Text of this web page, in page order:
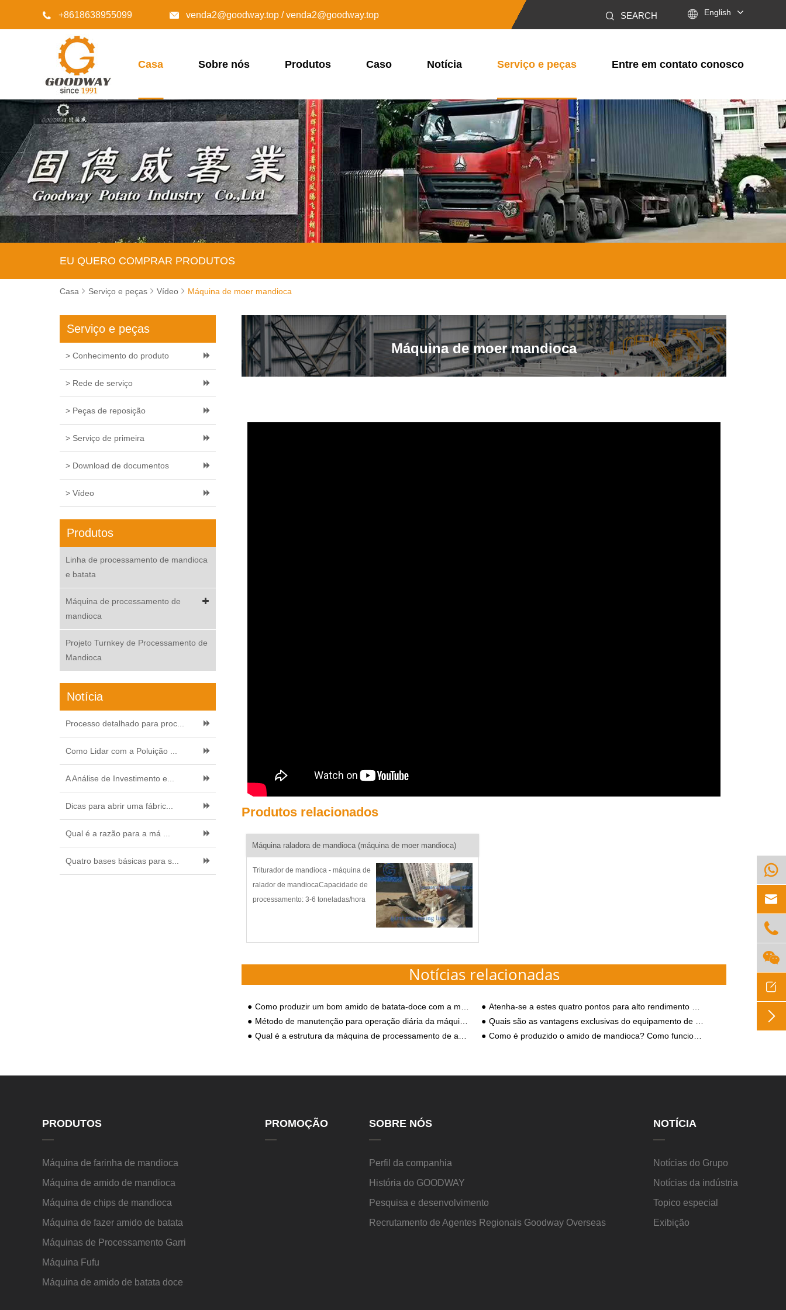
 +8618638955099  venda2@goodway.top / venda2@goodway.top SEARCH  English
Casa Sobre nós Produtos Caso Notícia Serviço e peças Entre em contato conosco
EU QUERO COMPRAR PRODUTOS
Casa Serviço e peças Vídeo Máquina de moer mandioca
Serviço e peças
> Conhecimento do produto
> Rede de serviço
> Peças de reposição
> Serviço de primeira
> Download de documentos
> Vídeo
Produtos
Linha de processamento de mandioca
e batata
Máquina de processamento de
mandioca
Projeto Turnkey de Processamento de
Mandioca
Notícia
Processo detalhado para proc...
Como Lidar com a Poluição ...
A Análise de Investimento e...
Dicas para abrir uma fábric...
Qual é a razão para a má ...
Quatro bases básicas para s...
Máquina de moer mandioca
Produtos relacionados
Máquina raladora de mandioca (máquina de moer mandioca)
Triturador de mandioca - máquina de
ralador de mandiocaCapacidade de
processamento: 3-6 toneladas/hora
produto: Máquina de ralador de
Notícias relacionadas
Como produzir um bom amido de batata-doce com a máquina de fazer amido de batata-doce
Atenha-se a estes quatro pontos para alto rendimento no período de pico de crescimento da batata-doce
Método de manutenção para operação diária da máquina de processamento de farinha de mandioca
Quais são as vantagens exclusivas do equipamento de amido automático adequado para construção de fábrica em grande escala?
Qual é a estrutura da máquina de processamento de amido?
Como é produzido o amido de mandioca? Como funciona o equipamento moderno de processamento de amido de mandioca?
PRODUTOS
Máquina de farinha de mandioca
Máquina de amido de mandioca
Máquina de chips de mandioca
Máquina de fazer amido de batata
Máquinas de Processamento Garri
Máquina Fufu
Máquina de amido de batata doce
PROMOÇÃO SOBRE NÓS
Perfil da companhia
História do GOODWAY
Pesquisa e desenvolvimento
Recrutamento de Agentes Regionais Goodway Overseas
NOTÍCIA
Notícias do Grupo
Notícias da indústria
Topico especial
Exibição





